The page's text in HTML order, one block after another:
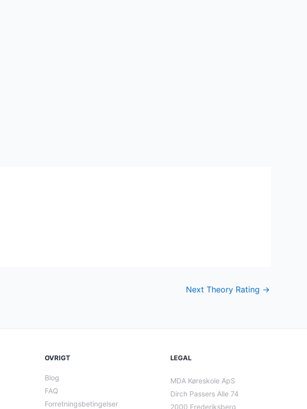
Next Theory Rating →
OVRIGT
Blog
FAQ
Forretningsbetingelser
LEGAL
MDA Køreskole ApS
Dirch Passers Alle 74
2000 Frederiksberg